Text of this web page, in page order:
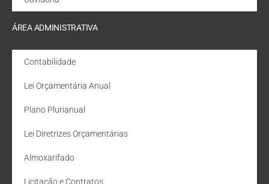
ÁREA ADMINISTRATIVA
Contabilidade
Lei Orçamentária Anual
Plano Plurianual
Lei Diretrizes Orçamentárias
Almoxarifado
Licitação e Contratos